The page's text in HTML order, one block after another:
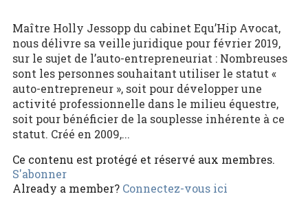
Maître Holly Jessopp du cabinet Equ’Hip Avocat,
nous délivre sa veille juridique pour février 2019,
sur le sujet de l’auto-entrepreneuriat : Nombreuses
sont les personnes souhaitant utiliser le statut «
auto-entrepreneur », soit pour développer une
activité professionnelle dans le milieu équestre,
soit pour bénéficier de la souplesse inhérente à ce
statut. Créé en 2009,...
Ce contenu est protégé et réservé aux membres.
S'abonner
Already a member? Connectez-vous ici